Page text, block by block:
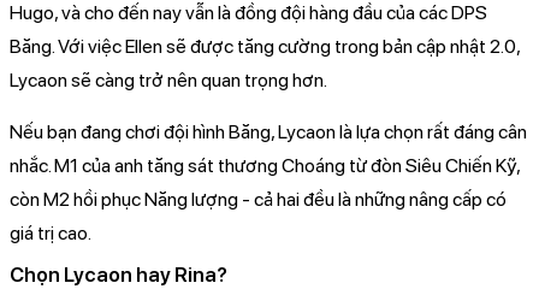
Hugo, và cho đến nay vẫn là đồng đội hàng đầu của các DPS
Băng. Với việc Ellen sẽ được tăng cường trong bản cập nhật 2.0,
Lycaon sẽ càng trở nên quan trọng hơn.
Nếu bạn đang chơi đội hình Băng, Lycaon là lựa chọn rất đáng cân
nhắc. M1 của anh tăng sát thương Choáng từ đòn Siêu Chiến Kỹ,
còn M2 hồi phục Năng lượng - cả hai đều là những nâng cấp có
giá trị cao.
Chọn Lycaon hay Rina?